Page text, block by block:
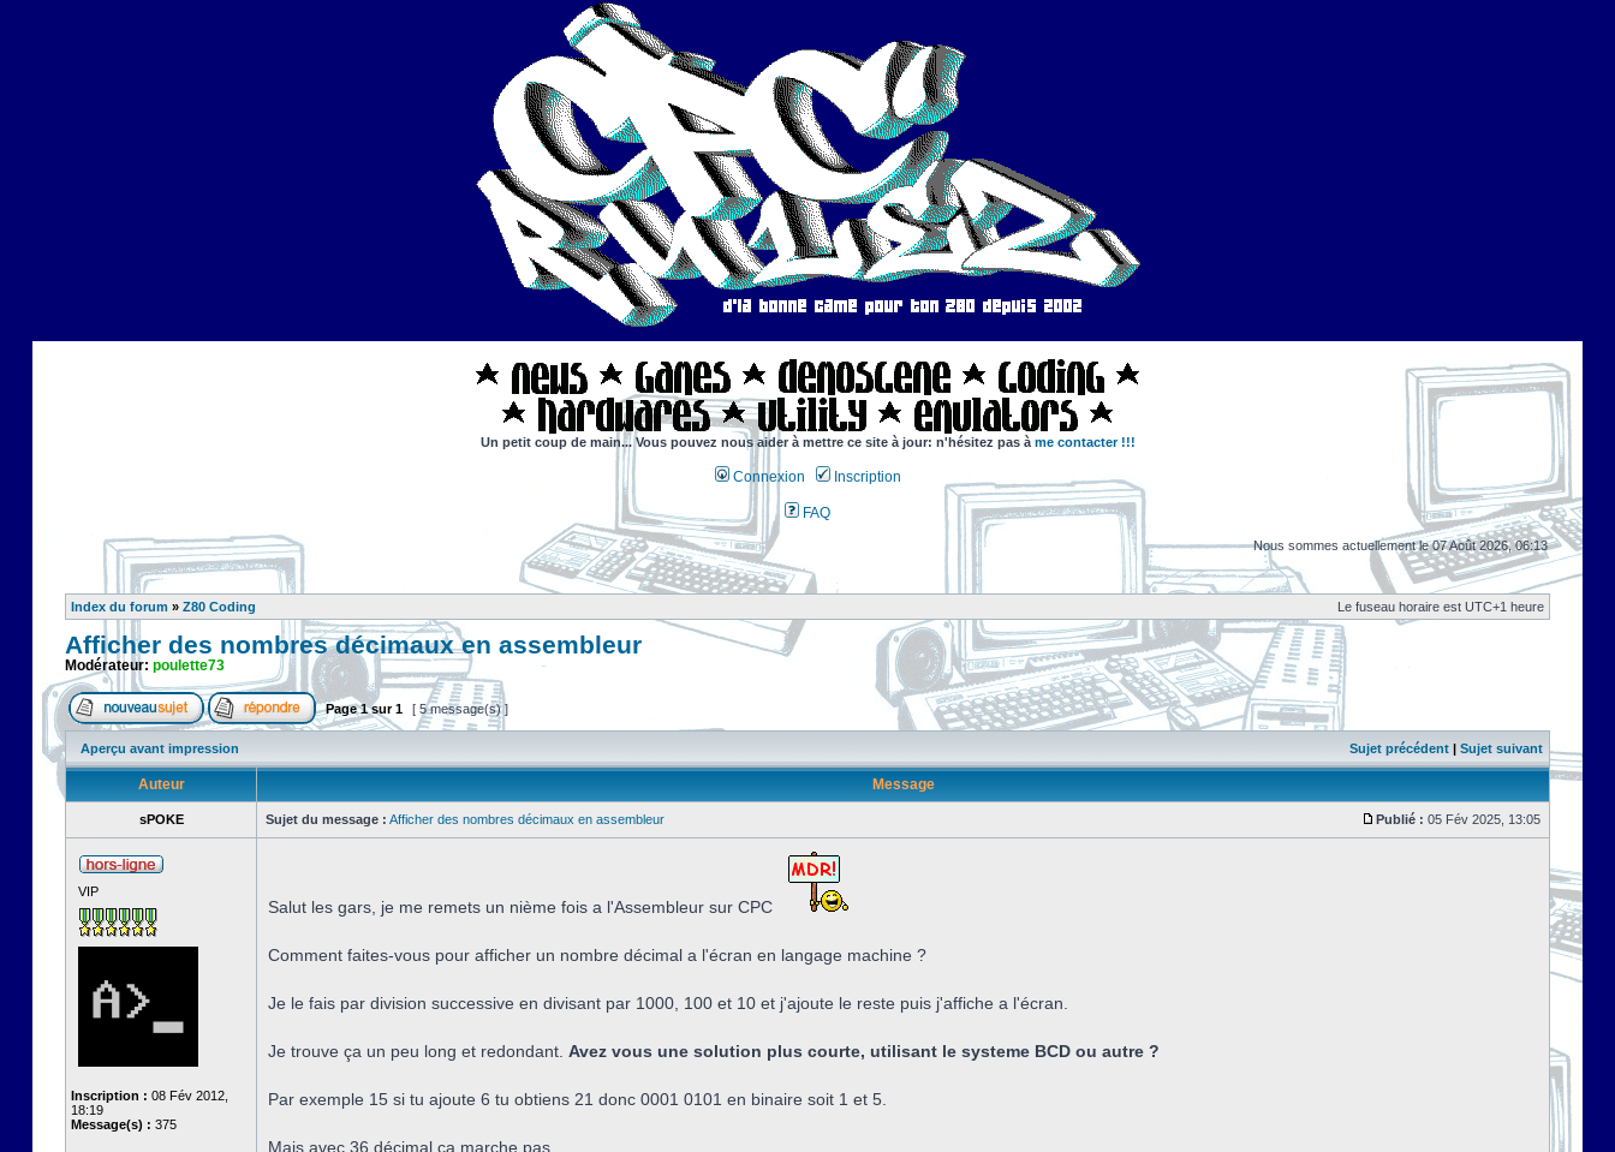
Un petit coup de main... Vous pouvez nous aider à mettre ce site à jour: n'hésitez pas à me contacter !!!
Connexion Inscription
FAQ
Nous sommes actuellement le 07 Août 2026, 06:13
Index du forum » Z80 Coding Le fuseau horaire est UTC+1 heure
Afficher des nombres décimaux en assembleur
Modérateur: poulette73
Page1sur1 [ 5 message(s) ]
Aperçu avant impression Sujet précédent | Sujet suivant
Auteur Message
sPOKE Sujet du message : Afficher des nombres décimaux en assembleur Publié : 05 Fév 2025, 13:05
VIP
Inscription : 08 Fév 2012,
18:19
Message(s) : 375
Salut les gars, je me remets un nième fois a l'Assembleur sur CPC
Comment faites-vous pour afficher un nombre décimal a l'écran en langage machine ?
Je le fais par division successive en divisant par 1000, 100 et 10 et j'ajoute le reste puis j'affiche a l'écran.
Je trouve ça un peu long et redondant. Avez vous une solution plus courte, utilisant le systeme BCD ou autre ?
Par exemple 15 si tu ajoute 6 tu obtiens 21 donc 0001 0101 en binaire soit 1 et 5.
Mais avec 36 décimal ça marche pas...